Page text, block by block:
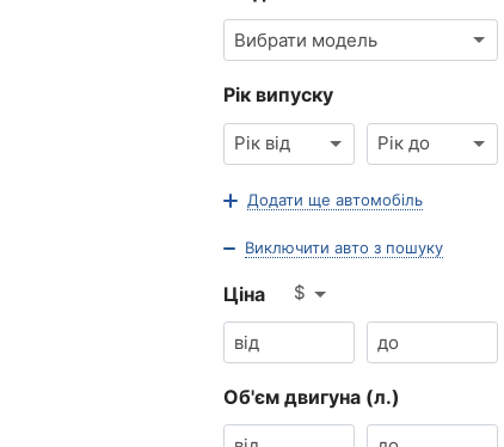
Вибрати модель
Рік випуску
Рік від Рік до
Додати ще автомобіль
Виключити авто з пошуку
Ціна $
Об'єм двигуна (л.)